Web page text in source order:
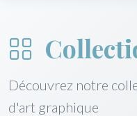
Découvrez notre
d'art graphique